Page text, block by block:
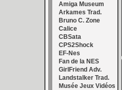
Amiga Museum
Arkames Trad.
Bruno C. Zone
Calice
CBSata
CPS2Shock
EF-Nes
Fan de la NES
GirlFriend Adv.
Landstalker Trad.
Musée Jeux Vidéos